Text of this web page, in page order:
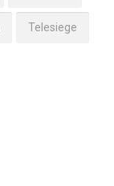
Telesiege